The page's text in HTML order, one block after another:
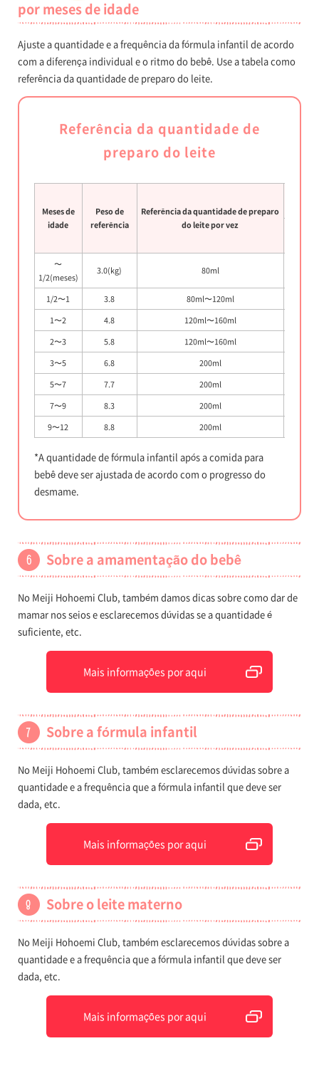
por meses de idade
Ajuste a quantidade e a frequência da fórmula infantil de acordo
com a diferença individual e o ritmo do bebê. Use a tabela como
referência da quantidade de preparo do leite.
Referência da quantidade de
preparo do leite
Meses de
idade
Peso de
referência
Referência da quantidade de preparo
do leite por vez
〜
1/2(meses)
3.0(kg) 80ml
1/2〜1 3.8 80ml〜120ml
1〜2
4.8 120ml〜160ml
2〜3
5.8 120ml〜160ml
3〜5
6.8 200ml
5〜7
7.7 200ml
7〜9
8.3 200ml
9〜12
8.8 200ml
*A quantidade de fórmula infantil após a comida para
bebê deve ser ajustada de acordo com o progresso do
desmame.
Sobre a amamentação do bebê
No Meiji Hohoemi Club, também damos dicas sobre como dar de
mamar nos seios e esclarecemos dúvidas se a quantidade é
suficiente, etc.
Mais informações por aqui
Sobre a fórmula infantil
No Meiji Hohoemi Club, também esclarecemos dúvidas sobre a
quantidade e a frequência que a fórmula infantil que deve ser
dada, etc.
Mais informações por aqui
Sobre o leite materno
No Meiji Hohoemi Club, também esclarecemos dúvidas sobre a
quantidade e a frequência que a fórmula infantil que deve ser
dada, etc.
Mais informações por aqui